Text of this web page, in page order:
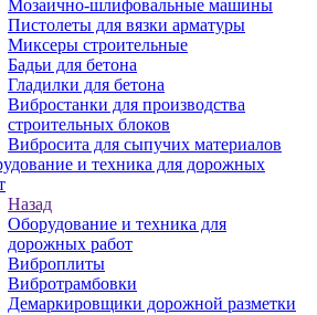
Мозаично-шлифовальные машины
Пистолеты для вязки арматуры
Миксеры строительные
Бадьи для бетона
Гладилки для бетона
Вибростанки для производства
строительных блоков
Вибросита для сыпучих материалов
и техника для дорожных
Назад
Оборудование и техника для
дорожных работ
Виброплиты
Вибротрамбовки
Демаркировщики дорожной разметки